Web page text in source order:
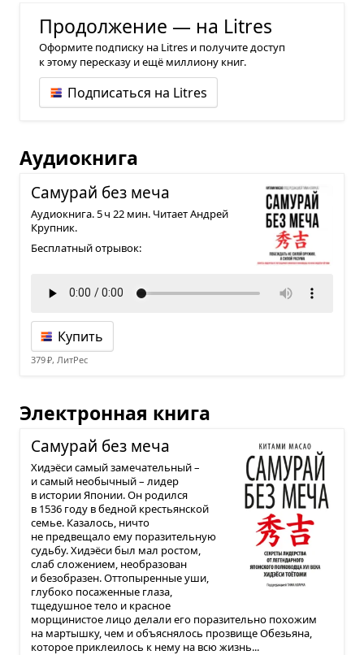
Продолжение — на Litres
Оформите подписку на Litres и получите доступ
к этому пересказу и ещё миллиону книг.
Подписаться на Litres
Аудиокнига
Саму­рай без меча
Аудиокнига. 5 ч 22 мин. Читает Андрей
Крупник.
Бесплатный отрывок:
Купить
379 ₽, ЛитРес
Электронная книга
Саму­рай без меча
Хидэёси самый замечательный –
и самый необычный – лидер
в истории Японии. Он родился
в 1536 году в бедной крестьянской
семье. Казалось, ничто
не предвещало ему поразительную
судьбу. Хидэёси был мал ростом,
слаб сложением, необразован
и безобразен. Оттопыренные уши,
глубоко посаженные глаза,
тщедушное тело и красное
морщинистое лицо делали его поразительно похожим
на мартышку, чем и объяснялось прозвище Обезьяна,
которое приклеилось к нему на всю жизнь...